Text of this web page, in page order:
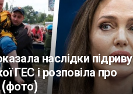
наслідки підриву
ГЕС і розповіла про
(фото)